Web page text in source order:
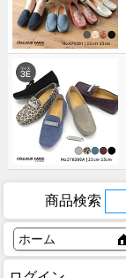
商品検索
ホーム